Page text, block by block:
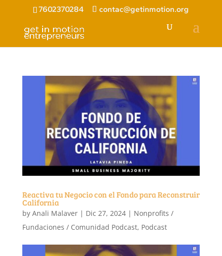
7602370284 contac@getinmotion.org
Reactiva tu Negocio con el Fondo para Reconstruir
California
by Anali Malaver| Dic 27, 2024| Nonprofits /
Fundaciones / Comunidad Podcast, Podcast